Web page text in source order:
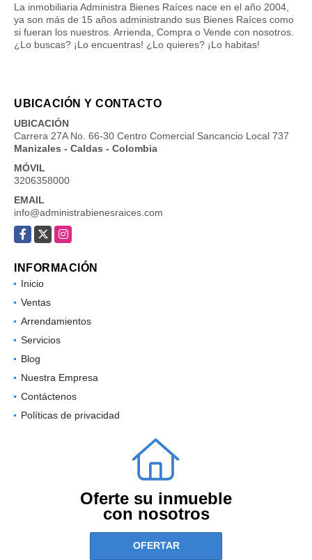
La inmobiliaria Administra Bienes Raíces nace en el año 2004,
ya son más de 15 años administrando sus Bienes Raíces como
si fueran los nuestros. Arrienda, Compra o Vende con nosotros.
¿Lo buscas? ¡Lo encuentras! ¿Lo quieres? ¡Lo habitas!
UBICACIÓN Y CONTACTO
UBICACIÓN
Carrera 27A No. 66-30 Centro Comercial Sancancio Local 737
Manizales - Caldas - Colombia
MÓVIL
3206358000
EMAIL
info@administrabienesraices.com
Facebook
X Instagram
INFORMACIÓN
Inicio
Ventas
Arrendamientos
Servicios
Blog
Nuestra Empresa
Contáctenos
Políticas de privacidad
Oferte su inmueble
con nosotros
OFERTAR